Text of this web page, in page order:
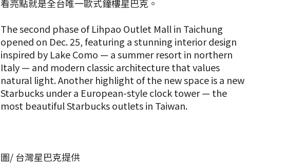
看亮點就是全台唯一歐式鐘樓星巴克。
The second phase of Lihpao Outlet Mall in Taichung
opened on Dec. 25, featuring a stunning interior design
inspired by Lake Como — a summer resort in northern
Italy — and modern classic architecture that values
natural light. Another highlight of the new space is a new
Starbucks under a European-style clock tower — the
most beautiful Starbucks outlets in Taiwan.
圖/ 台灣星巴克提供